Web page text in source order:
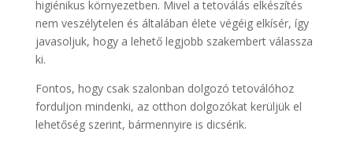
higiénikus környezetben. Mivel a tetoválás elkészítés
nem veszélytelen és általában élete végéig elkísér, így
javasoljuk, hogy a lehető legjobb szakembert válassza
ki.
Fontos, hogy csak szalonban dolgozó tetoválóhoz
forduljon mindenki, az otthon dolgozókat kerüljük el
lehetőség szerint, bármennyire is dicsérik.